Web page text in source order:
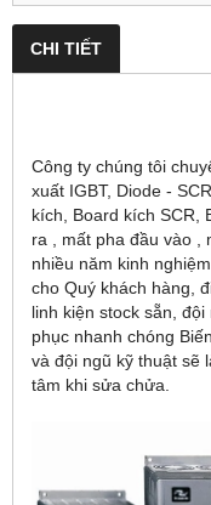
CHI TIẾT
Công ty chúng tôi
xuất IGBT, Diode -
kích, Board kích SCR,
ra , mất pha đầu vào ,
nhiều năm kinh
cho Quý khách hàng,
linh kiện stock sẵn,
phục nhanh chóng
và đội ngũ kỹ thuật sẽ
tâm khi sửa chửa.